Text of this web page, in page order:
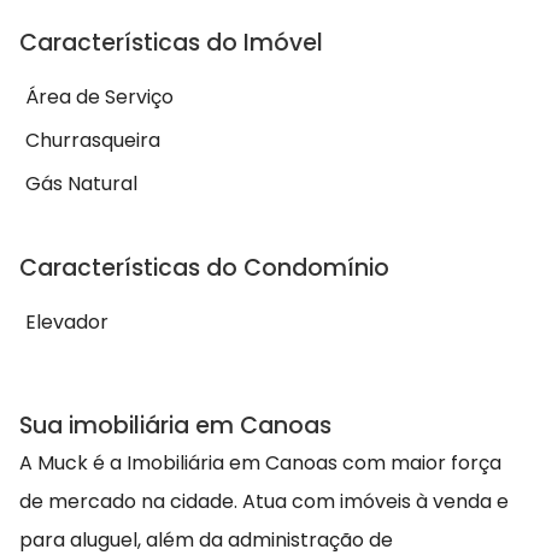
Características do Imóvel
Área de Serviço
Churrasqueira
Gás Natural
Características do Condomínio
Elevador
Sua imobiliária em Canoas
A Muck é a Imobiliária em Canoas com maior força
de mercado na cidade. Atua com imóveis à venda e
para aluguel, além da administração de